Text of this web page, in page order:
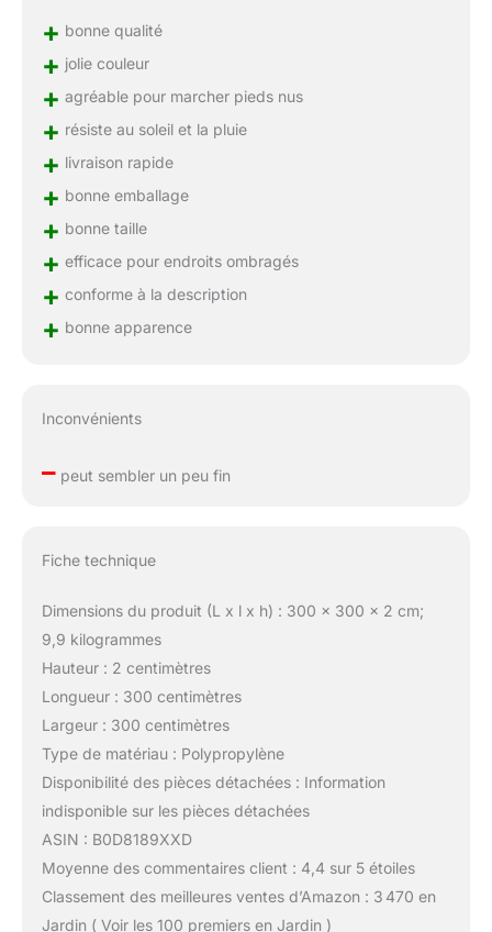
+ bonne qualité
+ jolie couleur
+ agréable pour marcher pieds nus
+ résiste au soleil et la pluie
+ livraison rapide
+ bonne emballage
+ bonne taille
+ efficace pour endroits ombragés
+ conforme à la description
+ bonne apparence
Inconvénients
–peut sembler un peu fin
Fiche technique
Dimensions du produit (L x l x h) : 300 x 300 x 2 cm;
9,9 kilogrammes
Hauteur : 2 centimètres
Longueur : 300 centimètres
Largeur : 300 centimètres
Type de matériau : Polypropylène
Disponibilité des pièces détachées : Information
indisponible sur les pièces détachées
ASIN : B0D8189XXD
Moyenne des commentaires client : 4,4 sur 5 étoiles
Classement des meilleures ventes d’Amazon : 3 470 en
Jardin ( Voir les 100 premiers en Jardin )